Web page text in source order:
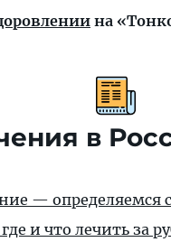
на
в
— определяемся
и что лечить за